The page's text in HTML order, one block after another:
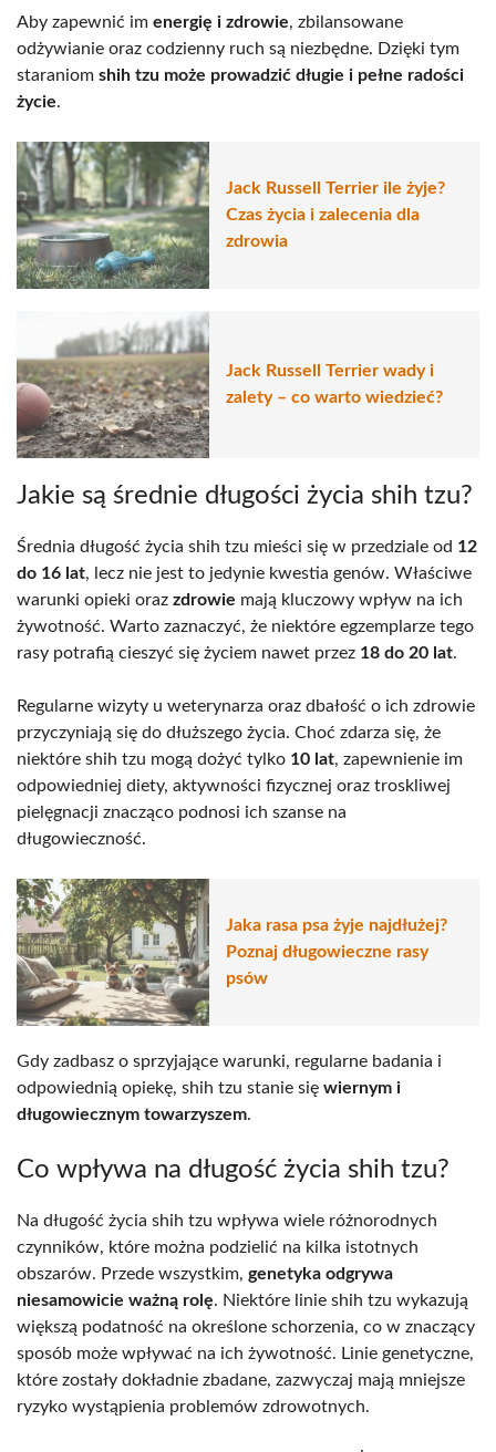
Aby zapewnić im energię i zdrowie, zbilansowane
odżywianie oraz codzienny ruch są niezbędne. Dzięki tym
staraniom shih tzu może prowadzić długie i pełne radości
życie.
Jack Russell Terrier ile żyje?
Czas życia i zalecenia dla
zdrowia
Jack Russell Terrier wady i
zalety – co warto wiedzieć?
Jakie są średnie długości życia shih tzu?
Średnia długość życia shih tzu mieści się w przedziale od 12
do 16 lat, lecz nie jest to jedynie kwestia genów. Właściwe
warunki opieki oraz zdrowie mają kluczowy wpływ na ich
żywotność. Warto zaznaczyć, że niektóre egzemplarze tego
rasy potrafią cieszyć się życiem nawet przez 18 do 20 lat.
Regularne wizyty u weterynarza oraz dbałość o ich zdrowie
przyczyniają się do dłuższego życia. Choć zdarza się, że
niektóre shih tzu mogą dożyć tylko 10 lat, zapewnienie im
odpowiedniej diety, aktywności fizycznej oraz troskliwej
pielęgnacji znacząco podnosi ich szanse na
długowieczność.
Jaka rasa psa żyje najdłużej?
Poznaj długowieczne rasy
psów
Gdy zadbasz o sprzyjające warunki, regularne badania i
odpowiednią opiekę, shih tzu stanie się wiernym i
długowiecznym towarzyszem.
Co wpływa na długość życia shih tzu?
Na długość życia shih tzu wpływa wiele różnorodnych
czynników, które można podzielić na kilka istotnych
obszarów. Przede wszystkim, genetyka odgrywa
niesamowicie ważną rolę. Niektóre linie shih tzu wykazują
większą podatność na określone schorzenia, co w znaczący
sposób może wpływać na ich żywotność. Linie genetyczne,
które zostały dokładnie zbadane, zazwyczaj mają mniejsze
ryzyko wystąpienia problemów zdrowotnych.